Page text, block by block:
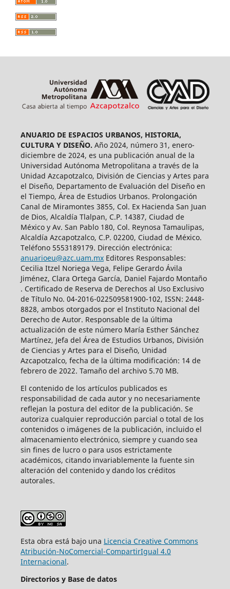
ANUARIO DE ESPACIOS URBANOS, HISTORIA,
CULTURA Y DISEÑO. Año 2024, número 31, enero-
diciembre de 2024, es una publicación anual de la
Universidad Autónoma Metropolitana a través de la
Unidad Azcapotzalco, División de Ciencias y Artes para
el Diseño, Departamento de Evaluación del Diseño en
el Tiempo, Área de Estudios Urbanos. Prolongación
Canal de Miramontes 3855, Col. Ex Hacienda San Juan
de Dios, Alcaldía Tlalpan, C.P. 14387, Ciudad de
México y Av. San Pablo 180, Col. Reynosa Tamaulipas,
Alcaldía Azcapotzalco, C.P. 02200, Ciudad de México.
Teléfono 5553189179. Dirección electrónica:
anuarioeu@azc.uam.mxEditores Responsables:
Cecilia Itzel Noriega Vega, Felipe Gerardo Ávila
Jiménez, Clara Ortega García, Daniel Fajardo Montaño
. Certificado de Reserva de Derechos al Uso Exclusivo
de Título No. 04-2016-022509581900-102, ISSN: 2448-
8828, ambos otorgados por el Instituto Nacional del
Derecho de Autor. Responsable de la última
actualización de este número María Esther Sánchez
Martínez, Jefa del Área de Estudios Urbanos, División
de Ciencias y Artes para el Diseño, Unidad
Azcapotzalco, fecha de la última modificación: 14 de
febrero de 2022. Tamaño del archivo 5.70 MB.
El contenido de los artículos publicados es
responsabilidad de cada autor y no necesariamente
reflejan la postura del editor de la publicación. Se
autoriza cualquier reproducción parcial o total de los
contenidos o imágenes de la publicación, incluido el
almacenamiento electrónico, siempre y cuando sea
sin fines de lucro o para usos estrictamente
académicos, citando invariablemente la fuente sin
alteración del contenido y dando los créditos
autorales.
Esta obra está bajo una Licencia Creative Commons
Atribución-NoComercial-CompartirIgual 4.0
Internacional.
Directorios y Base de datos